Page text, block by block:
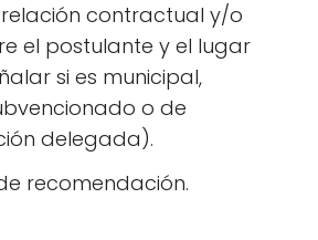
contractual y/o
el postulante y el lugar
si es municipal,
o de
delegada).
recomendación.